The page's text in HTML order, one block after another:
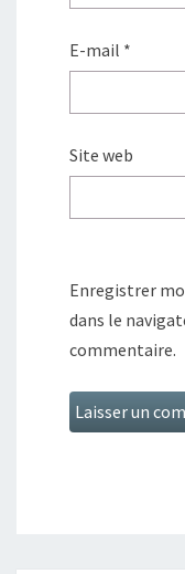
E-mail *
Site web
Enregistrer
dans le
commentaire.